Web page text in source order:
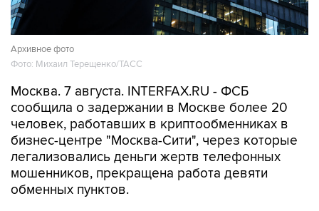
Архивное фото
Фото: Михаил Терещенко/ТАСС
Москва. 7 августа. INTERFAX.RU - ФСБ
сообщила о задержании в Москве более 20
человек, работавших в криптообменниках в
бизнес-центре "Москва-Сити", через которые
легализовались деньги жертв телефонных
мошенников, прекращена работа девяти
обменных пунктов.